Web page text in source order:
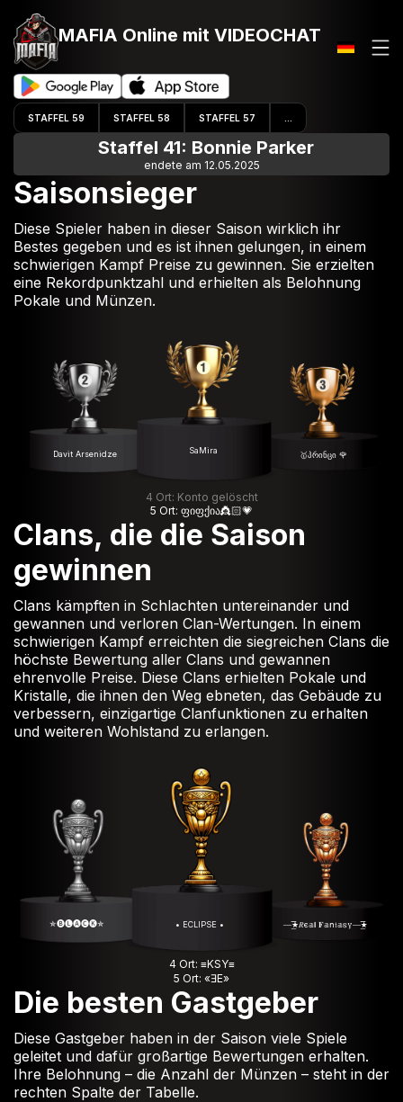
MAFIA Online mit VIDEOCHAT
STAFFEL 59 STAFFEL 58 STAFFEL 57
Staffel 41: Bonnie Parker
endete am 12.05.2025
Saisonsieger
Diese Spieler haben in dieser Saison wirklich ihr
Bestes gegeben und es ist ihnen gelungen, in einem
schwierigen Kampf Preise zu gewinnen. Sie erzielten
eine Rekordpunktzahl und erhielten als Belohnung
Pokale und Münzen.
SaMira
Davit Arsenidze 🥇პრინცი 🌹
4 Ort: Konto gelöscht
5 Ort: ფიფქია👸🏻💗
Clans, die die Saison
gewinnen
Clans kämpften in Schlachten untereinander und
gewannen und verloren Clan-Wertungen. In einem
schwierigen Kampf erreichten die siegreichen Clans die
höchste Bewertung aller Clans und gewannen
ehrenvolle Preise. Diese Clans erhielten Pokale und
Kristalle, die ihnen den Weg ebneten, das Gebäude zu
verbessern, einzigartige Clanfunktionen zu erhalten
und weiteren Wohlstand zu erlangen.
• ECLIPSE •
✯🅑🅛🅐🅒🅚✯ —͟͞͞★𝑅є𝕒𝗹 𝐅𝕒𝗇𝔱𝕒𐍃𐍅—͟͞͞★
4 Ort: ≡KSY≡
5 Ort: «ƎE»
Die besten Gastgeber
Diese Gastgeber haben in der Saison viele Spiele
geleitet und dafür großartige Bewertungen erhalten.
Ihre Belohnung – die Anzahl der Münzen – steht in der
rechten Spalte der Tabelle.